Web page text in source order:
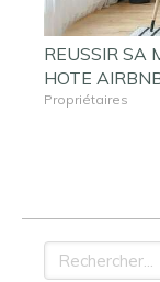
REUSSIR SA
HOTE
Propriétaires
Rechercher